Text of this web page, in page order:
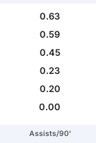
0.63
0.59
0.45
0.23
0.20
0.00
Assists/90'